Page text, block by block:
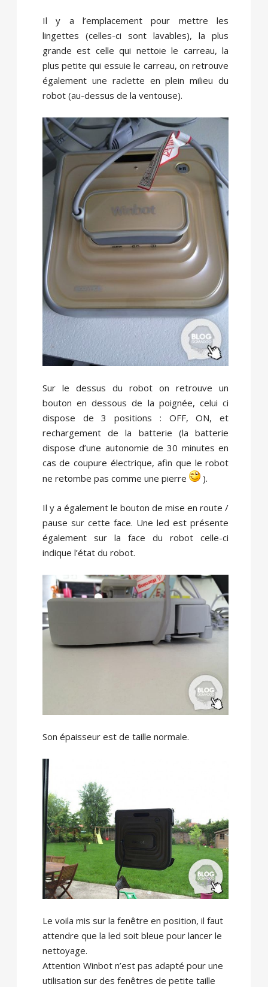
Il y a l’emplacement pour mettre les
lingettes (celles-ci sont lavables), la plus
grande est celle qui nettoie le carreau, la
plus petite qui essuie le carreau, on retrouve
également une raclette en plein milieu du
robot (au-dessus de la ventouse).
Sur le dessus du robot on retrouve un
bouton en dessous de la poignée, celui ci
dispose de 3 positions : OFF, ON, et
rechargement de la batterie (la batterie
dispose d’une autonomie de 30 minutes en
cas de coupure électrique, afin que le robot
ne retombe pas comme une pierre
).
Il y a également le bouton de mise en route /
pause sur cette face. Une led est présente
également sur la face du robot celle-ci
indique l’état du robot.
Son épaisseur est de taille normale.
Le voila mis sur la fenêtre en position, il faut
attendre que la led soit bleue pour lancer le
nettoyage.
Attention Winbot n’est pas adapté pour une
utilisation sur des fenêtres de petite taille